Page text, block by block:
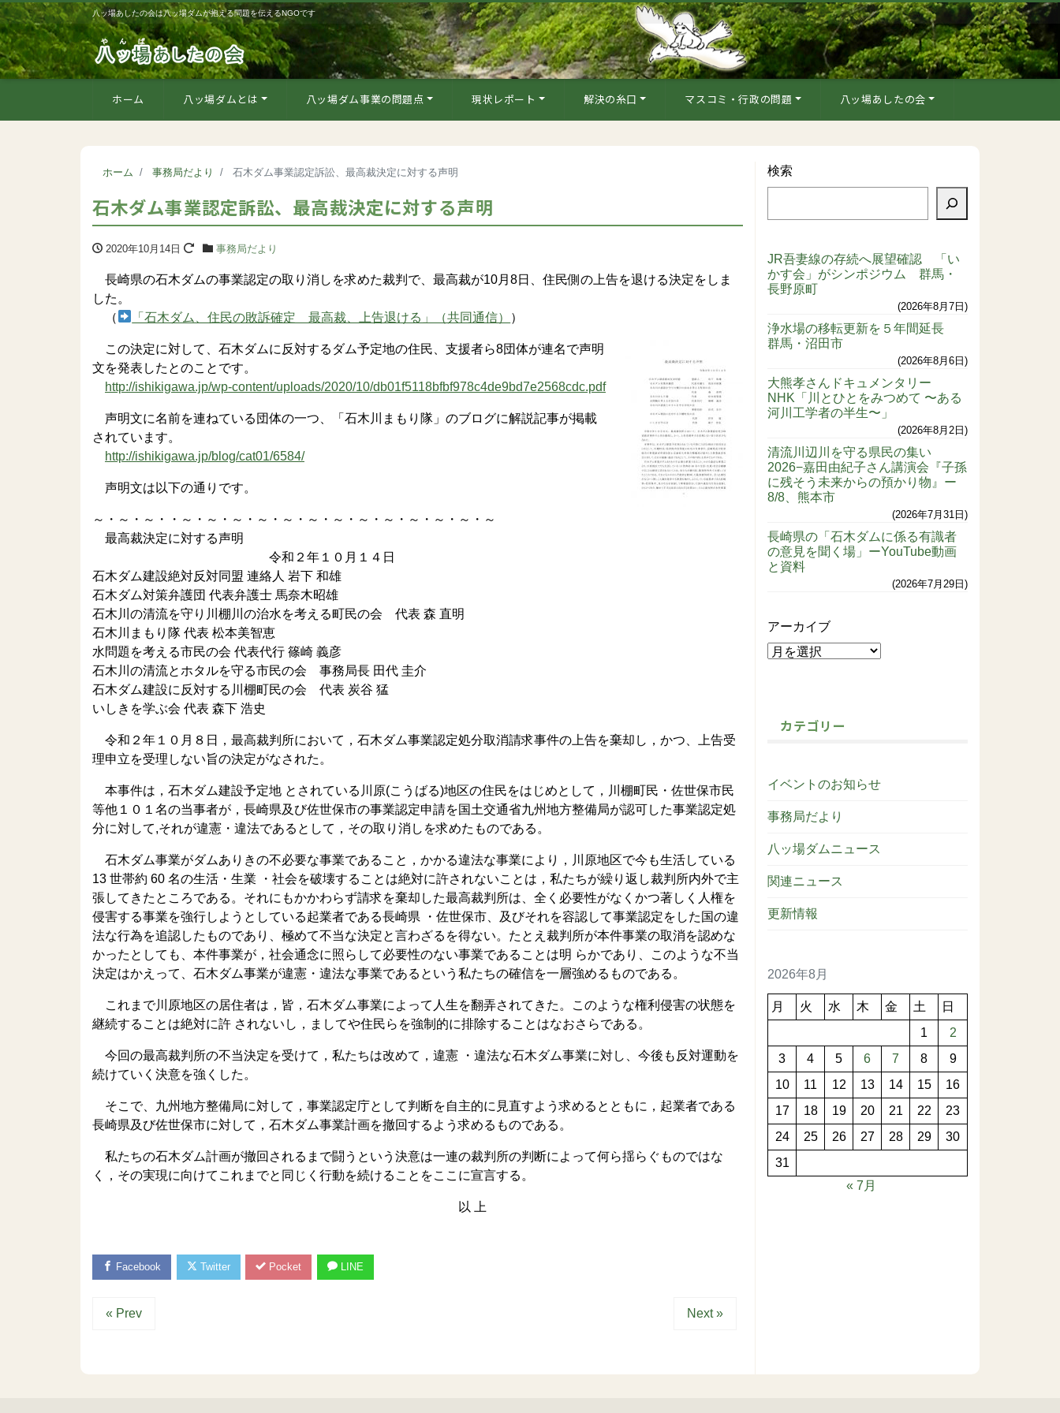
八ッ場あしたの会は八ッ場ダムが抱える問題を伝えるNGOです
ホーム 八ッ場ダムとは 八ッ場ダム事業の問題点 現状レポート 解決の糸口 マスコミ・行政の問題 八ッ場あしたの会
ホーム 事務局だより 石木ダム事業認定訴訟、最高裁決定に対する声明
石木ダム事業認定訴訟、最高裁決定に対する声明
2020年10月14日 事務局だより
長崎県の石木ダムの事業認定の取り消しを求めた裁判で、最高裁が10月8日、住民側の上告を退ける決定をしま
した。
（
「石木ダム、住民の敗訴確定 最高裁、上告退ける」（共同通信） ）
この決定に対して、石木ダムに反対するダム予定地の住民、支援者ら8団体が連名で声明
文を発表したとのことです。
http://ishikigawa.jp/wp-content/uploads/2020/10/db01f5118bfbf978c4de9bd7e2568cdc.pdf
声明文に名前を連ねている団体の一つ、「石木川まもり隊」のブログに解説記事が掲載
されています。
http://ishikigawa.jp/blog/cat01/6584/
声明文は以下の通りです。
～・～・～・・～・～・～・～・～・～・～・～・～・～・～・～・～
最高裁決定に対する声明
令和２年１０月１４日
石木ダム建設絶対反対同盟 連絡人 岩下 和雄
石木ダム対策弁護団 代表弁護士 馬奈木昭雄
石木川の清流を守り川棚川の治水を考える町民の会 代表 森 直明
石木川まもり隊 代表 松本美智恵
水問題を考える市民の会 代表代行 篠崎 義彦
石木川の清流とホタルを守る市民の会 事務局長 田代 圭介
石木ダム建設に反対する川棚町民の会 代表 炭谷 猛
いしきを学ぶ会 代表 森下 浩史
令和２年１０月８日，最高裁判所において，石木ダム事業認定処分取消請求事件の上告を棄却し，かつ、上告受
理申立を受理しない旨の決定がなされた。
本事件は，石木ダム建設予定地 とされている川原(こうばる)地区の住民をはじめとして，川棚町民・佐世保市民
等他１０１名の当事者が，長崎県及び佐世保市の事業認定申請を国土交通省九州地方整備局が認可した事業認定処
分に対して,それが違憲・違法であるとして，その取り消しを求めたものである。
石木ダム事業がダムありきの不必要な事業であること，かかる違法な事業により，川原地区で今も生活している
13 世帯約 60 名の生活・生業 ・社会を破壊することは絶対に許されないことは，私たちが繰り返し裁判所内外で主
張してきたところである。それにもかかわらず請求を棄却した最高裁判所は、全く必要性がなくかつ著しく人権を
侵害する事業を強行しようとしている起業者である長崎県 ・佐世保市、及びそれを容認して事業認定をした国の違
法な行為を追認したものであり、極めて不当な決定と言わざるを得ない。たとえ裁判所が本件事業の取消を認めな
かったとしても、本件事業が，社会通念に照らして必要性のない事業であることは明 らかであり、このような不当
決定はかえって、石木ダム事業が違憲・違法な事業であるという私たちの確信を一層強めるものである。
これまで川原地区の居住者は，皆，石木ダム事業によって人生を翻弄されてきた。このような権利侵害の状態を
継続することは絶対に許 されないし，ましてや住民らを強制的に排除することはなおさらである。
今回の最高裁判所の不当決定を受けて，私たちは改めて，違憲 ・違法な石木ダム事業に対し、今後も反対運動を
続けていく決意を強くした。
そこで、九州地方整備局に対して，事業認定庁として判断を自主的に見直すよう求めるとともに，起業者である
長崎県及び佐世保市に対して，石木ダム事業計画を撤回するよう求めるものである。
私たちの石木ダム計画が撤回されるまで闘うという決意は一連の裁判所の判断によって何ら揺らぐものではな
く，その実現に向けてこれまでと同じく行動を続けることをここに宣言する。
以 上
Facebook Twitter Pocket LINE
« Prev Next »
検索
JR吾妻線の存続へ展望確認 「い
かす会」がシンポジウム 群馬・
長野原町
2026年8月7日
浄水場の移転更新を５年間延長
群馬・沼田市
2026年8月6日
大熊孝さんドキュメンタリー
NHK「川とひとをみつめて 〜ある
河川工学者の半生〜」
2026年8月2日
清流川辺川を守る県民の集い
2026−嘉田由紀子さん講演会『子孫
に残そう未来からの預かり物』ー
8/8、熊本市
2026年7月31日
長崎県の「石木ダムに係る有識者
の意見を聞く場」ーYouTube動画
と資料
2026年7月29日
アーカイブ
カテゴリー
イベントのお知らせ
事務局だより
八ッ場ダムニュース
関連ニュース
更新情報
2026年8月
月 火 水 木 金 土
日
1
2
3
4 5 6 7 8
9
10
11 12 13 14 15
16
17
18 19 20 21 22
23
24
25 26 27 28 29
30
31
« 7月